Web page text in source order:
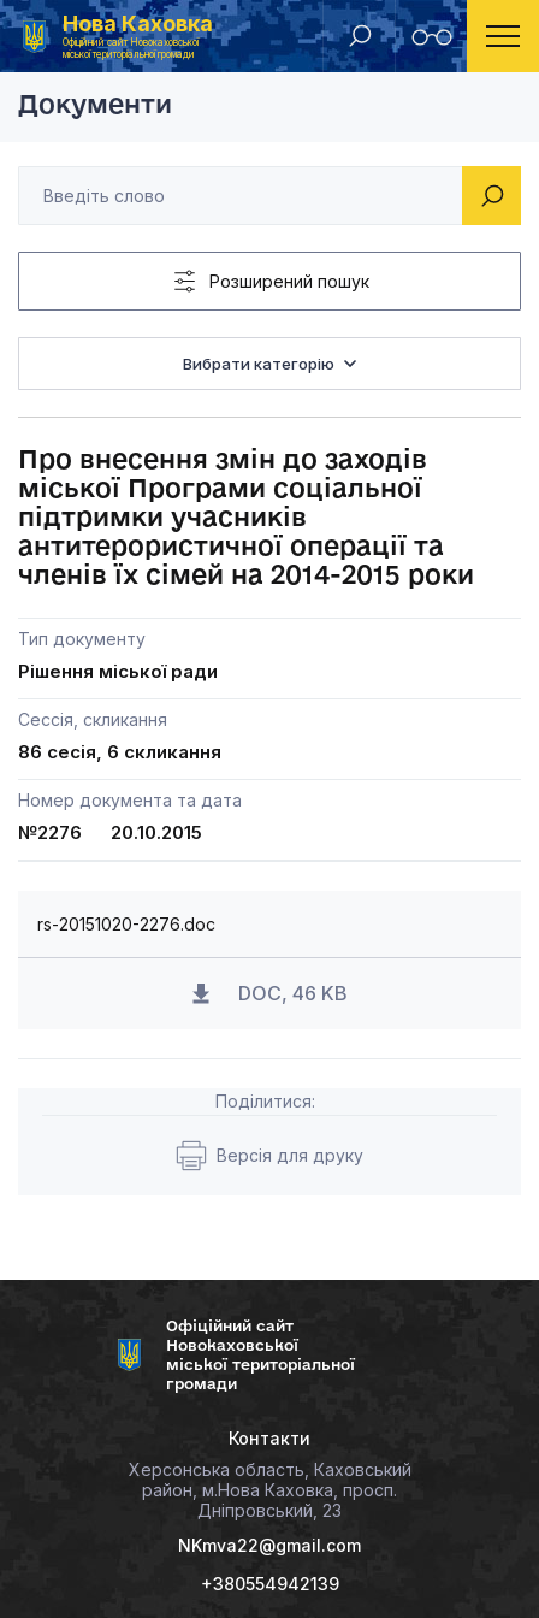
Нова Каховка
Офіційний сайт Новокаховської
міської територіальної громади
Головна Рішення Новокаховської міської ради 2015 рік Про внесення змін
Документи
Розширений пошук
Вибрати категорію
Про внесення змін до заходів
міської Програми соціальної
підтримки учасників
антитерористичної операції та
членів їх сімей на 2014-2015 роки
Тип документу
Рішення міської ради
Сессія, скликання
86 сесія, 6 скликання
Номер документа та дата
№2276 20.10.2015
rs-20151020-2276.doc
DOC, 46 KB
Поділитися:
Версія для друку
Офіційний сайт
Новокаховської
міської територіальної
громади
Контакти
Херсонська область, Каховський
район, м.Нова Каховка, просп.
Дніпровський, 23
NKmva22@gmail.com
+380554942139